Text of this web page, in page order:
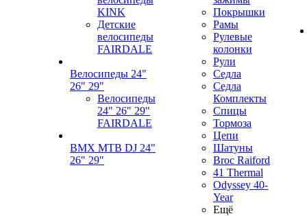
KINK
Детские
велосипеды
FAIRDALE
Велосипеды 24"
26" 29"
Велосипеды
24" 26" 29"
FAIRDALE
BMX MTB DJ 24"
26" 29"
Покрышки
Рамы
Рулевые
колонки
Рули
Седла
Седла
Комплекты
Спицы
Тормоза
Цепи
Шатуны
Broc Raiford
41 Thermal
Odyssey 40-
Year
Ещё